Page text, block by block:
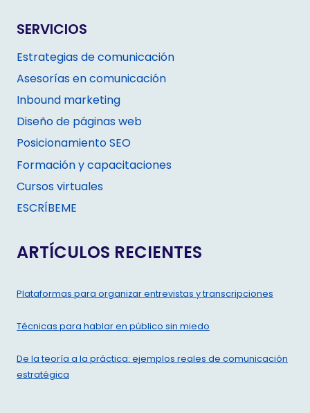
SERVICIOS
Estrategias de comunicación
Asesorías en comunicación
Inbound marketing
Diseño de páginas web
Posicionamiento SEO
Formación y capacitaciones
Cursos virtuales
ESCRÍBEME
ARTÍCULOS RECIENTES
Plataformas para organizar entrevistas y transcripciones
Técnicas para hablar en público sin miedo
De la teoría a la práctica: ejemplos reales de comunicación
estratégica